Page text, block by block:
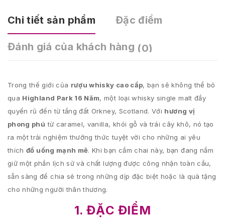
Chi tiết sản phẩm Đặc điểm
Đánh giá của khách hàng (0)
Trong thế giới của rượu whisky cao cấp, bạn sẽ không thể bỏ
qua Highland Park 16 Năm, một loại whisky single malt đầy
quyến rũ đến từ tầng đất Orkney, Scotland. Với hương vị
phong phú từ caramel, vanilla, khói gỗ và trái cây khô, nó tạo
ra một trải nghiệm thưởng thức tuyệt vời cho những ai yêu
thíchđồ uống mạnh mẽ. Khi bạn cầm chai này, bạn đang nắm
giữ một phần lịch sử và chất lượng được công nhận toàn cầu,
sẵn sàng để chia sẻ trong những dịp đặc biệt hoặc là quà tặng
cho những người thân thương.
1. ĐẶC ĐIỂM